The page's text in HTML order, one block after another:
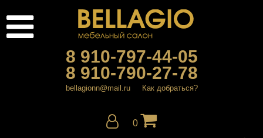
8 910-797-44-05
8 910-790-27-78
bellagionn@mail.ru Как добраться?
0